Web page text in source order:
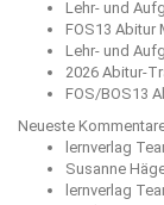
Lehr- und
FOS13 Abitur
Lehr- und
2026 Abitur-
FOS/BOS13
Neueste
lernverlag
Susanne
lernverlag